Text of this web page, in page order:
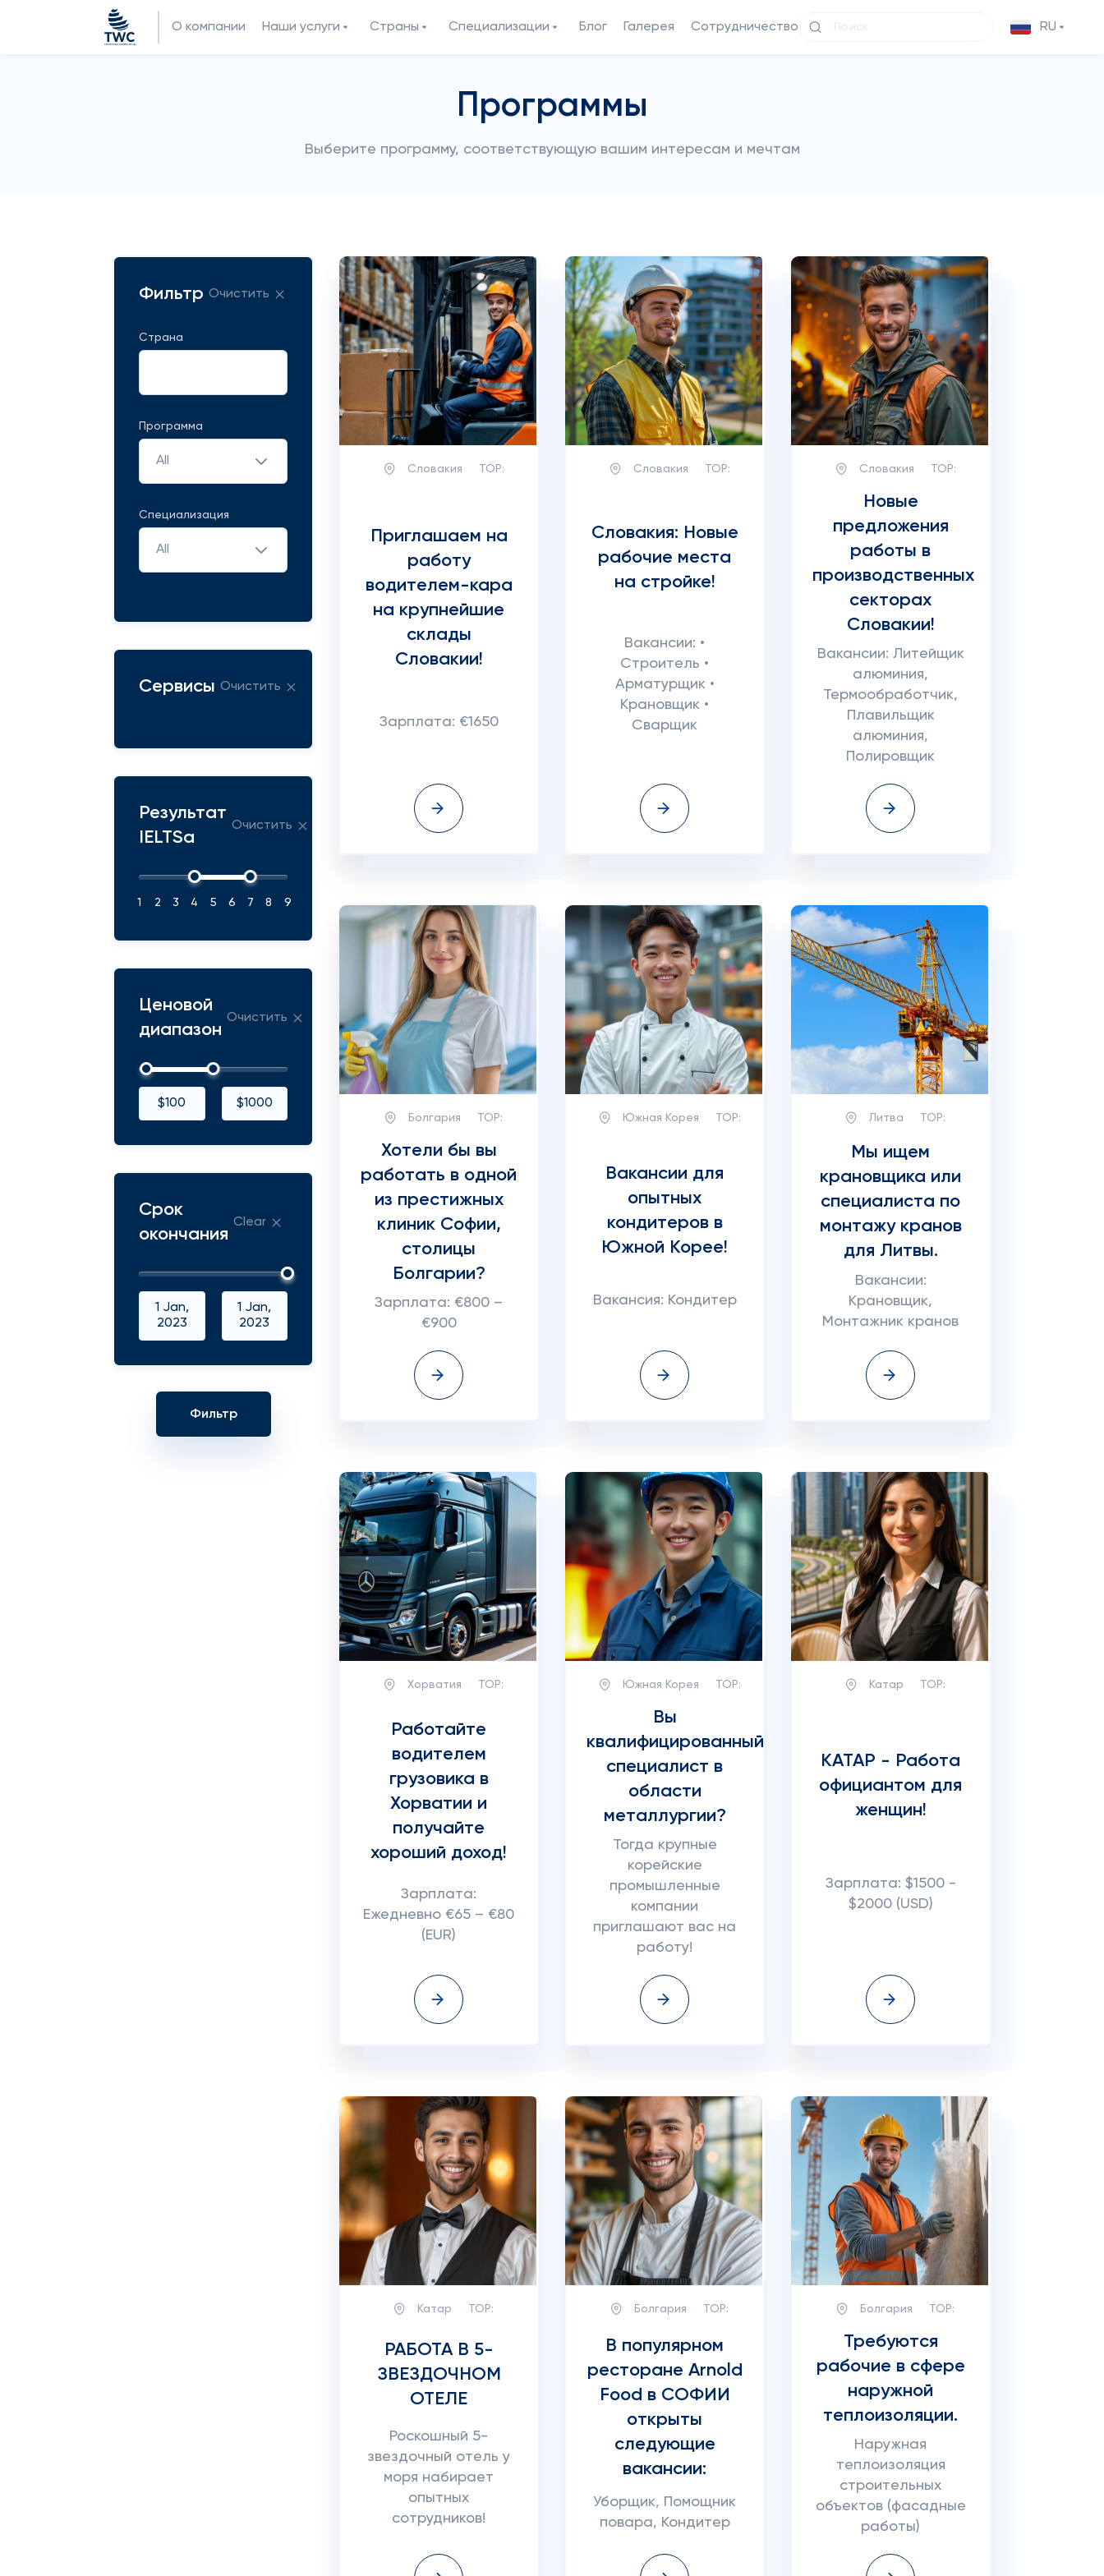
О компании Наши услуги Страны Специализации Блог Галерея Сотрудничество RU
Программы
Выберите программу, соответствующую вашим интересам и мечтам
Фильтр Очистить
Страна
Программа
All
Специализация
All
Сервисы Очистить
Результат
IELTSа
Очистить
1 2 3 4 5 6 7 8 9
Ценовой
диапазон
Очистить
$100 $1000
Срок
окончания
Clear
1 Jan,
2023
1 Jan,
2023
Словакия TOP:
Приглашаем на
работу
водителем-кара
на крупнейшие
склады
Словакии!
Зарплата: €1650
Словакия TOP:
Словакия: Новые
рабочие места
на стройке!
Вакансии: •
Строитель •
Арматурщик •
Крановщик •
Сварщик
Словакия TOP:
Новые
предложения
работы в
производственных
секторах
Словакии!
Вакансии: Литейщик
алюминия,
Термообработчик,
Плавильщик
алюминия,
Полировщик
Болгария TOP:
Хотели бы вы
работать в одной
из престижных
клиник Софии,
столицы
Болгарии?
Зарплата: €800 –
€900
Южная Корея TOP:
Вакансии для
опытных
кондитеров в
Южной Корее!
Вакансия: Кондитер
Литва TOP:
Мы ищем
крановщика или
специалиста по
монтажу кранов
для Литвы.
Вакансии:
Крановщик,
Монтажник кранов
Хорватия TOP:
Работайте
водителем
грузовика в
Хорватии и
получайте
хороший доход!
Зарплата:
Ежедневно €65 – €80
(EUR)
Южная Корея TOP:
Вы
квалифицированный
специалист в
области
металлургии?
Тогда крупные
корейские
промышленные
компании
приглашают вас на
работу!
Катар TOP:
КАТАР - Работа
официантом для
женщин!
Зарплата: $1500 -
$2000 (USD)
Катар TOP:
РАБОТА В 5-
ЗВЕЗДОЧНОМ
ОТЕЛЕ
Роскошный 5-
звездочный отель у
моря набирает
опытных
сотрудников!
Болгария TOP:
В популярном
ресторане Arnold
Food в СОФИИ
открыты
следующие
вакансии:
Уборщик, Помощник
повара, Кондитер
Болгария TOP:
Требуются
рабочие в сфере
наружной
теплоизоляции.
Наружная
теплоизоляция
строительных
объектов (фасадные
работы)